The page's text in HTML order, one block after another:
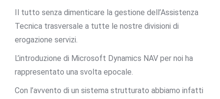
Il tutto senza dimenticare la gestione dell’Assistenza
Tecnica trasversale a tutte le nostre divisioni di
erogazione servizi.
L’introduzione di Microsoft Dynamics NAV per noi ha
rappresentato una svolta epocale.
Con l’avvento di un sistema strutturato abbiamo infatti